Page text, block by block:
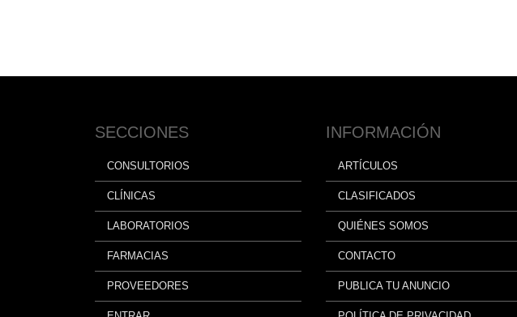
SECCIONES
CONSULTORIOS
CLÍNICAS
LABORATORIOS
FARMACIAS
PROVEEDORES
INFORMACIÓN
ARTÍCULOS
CLASIFICADOS
QUIÉNES SOMOS
CONTACTO
PUBLICA TU ANUNCIO